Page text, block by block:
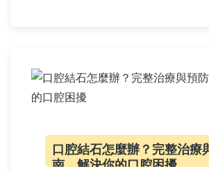
口腔結石怎麼辦？完整治療
南，解決你的口腔困擾